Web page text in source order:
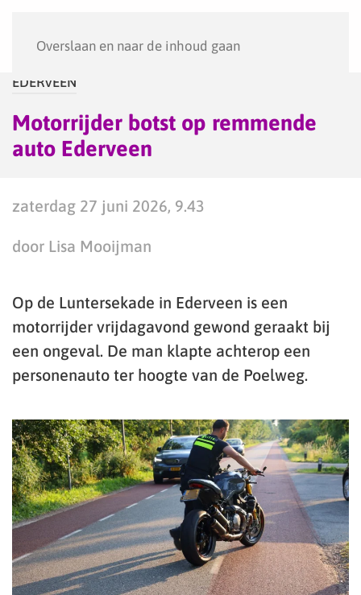
Overslaan en naar de inhoud gaan
EDERVEEN
Motorrijder botst op remmende
auto Ederveen
zaterdag 27 juni 2026, 9.43
door Lisa Mooijman
Op de Luntersekade in Ederveen is een
motorrijder vrijdagavond gewond geraakt bij
een ongeval. De man klapte achterop een
personenauto ter hoogte van de Poelweg.